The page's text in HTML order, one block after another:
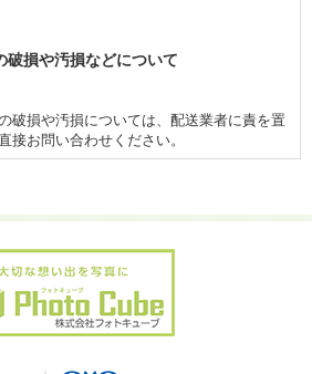
破損や汚損などについて
破損や汚損については、配送業者に責を置
接お問い合わせください。